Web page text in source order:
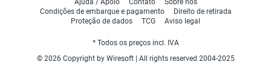
Condições de embarque e pagamento
Direito de retirada
Proteção de dados
TCG Aviso legal
* Todos os preços incl. IVA
© 2026 Copyright by Wiresoft | All rights reserved 2004-2025